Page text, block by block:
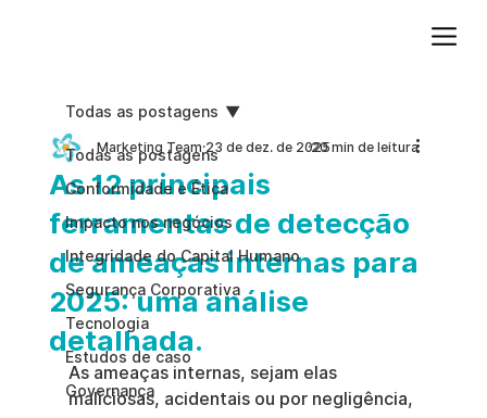
Todas as postagens
Conformidade e Ética
Impacto nos negócios
Integridade do Capital Humano
Segurança Corporativa
Tecnologia
Estudos de caso
Governança
Todas as postagens
As 12 principais
ferramentas de detecção
de ameaças internas para
2025: uma análise
detalhada.
Marketing Team 23 de dez. de 202520 min de leitura
As ameaças internas, sejam elas
maliciosas, acidentais ou por negligência,